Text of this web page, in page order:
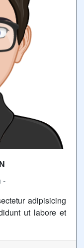
-
adipisicing
ut labore et